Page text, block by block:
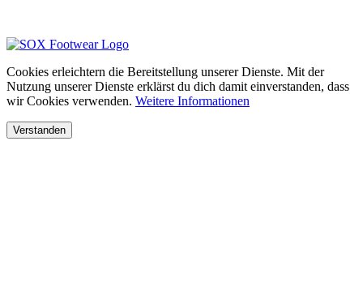
Cookies erleichtern die Bereitstellung unserer Dienste. Mit der
Nutzung unserer Dienste erklärst du dich damit einverstanden, dass
wir Cookies verwenden. Weitere Informationen
Verstanden